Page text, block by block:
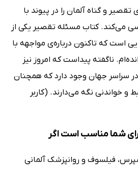
و گناه آلمان را در پیوند با
می‌کند. کتاب مسئله تقصیر یکی از
است که تاکنون درباره‌ی مواجهه با
ناگفته پیداست که امروز نیز
سراسر جهان وجود دارد که همچنان
و خواندنی نگه می‌دارند. (کاربر
شما مناسب است اگر
فیلسوف و روانپزشک آلمانی